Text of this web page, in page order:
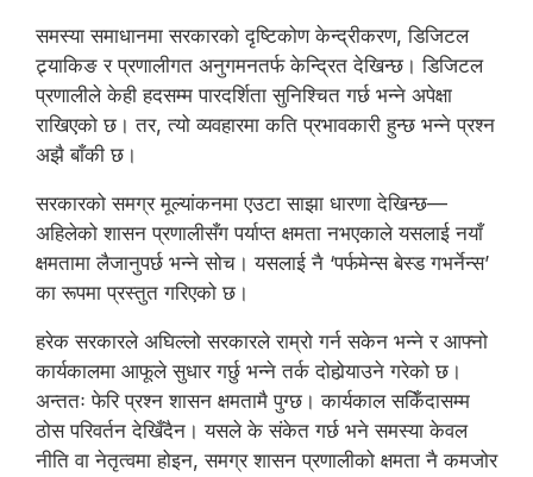
समस्या समाधानमा सरकारको दृष्टिकोण केन्द्रीकरण, डिजिटल
ट्र्याकिङ र प्रणालीगत अनुगमनतर्फ केन्द्रित देखिन्छ। डिजिटल
प्रणालीले केही हदसम्म पारदर्शिता सुनिश्चित गर्छ भन्ने अपेक्षा
राखिएको छ। तर, त्यो व्यवहारमा कति प्रभावकारी हुन्छ भन्ने प्रश्न
अझै बाँकी छ।
सरकारको समग्र मूल्यांकनमा एउटा साझा धारणा देखिन्छ—
अहिलेको शासन प्रणालीसँग पर्याप्त क्षमता नभएकाले यसलाई नयाँ
क्षमतामा लैजानुपर्छ भन्ने सोच। यसलाई नै ‘पर्फमेन्स बेस्ड गभर्नेन्स’
का रूपमा प्रस्तुत गरिएको छ।
हरेक सरकारले अघिल्लो सरकारले राम्रो गर्न सकेन भन्ने र आफ्नो
कार्यकालमा आफूले सुधार गर्छु भन्ने तर्क दोहोर्‍याउने गरेको छ।
अन्ततः फेरि प्रश्न शासन क्षमतामै पुग्छ। कार्यकाल सकिँदासम्म
ठोस परिवर्तन देखिँदैन। यसले के संकेत गर्छ भने समस्या केवल
नीति वा नेतृत्वमा होइन, समग्र शासन प्रणालीको क्षमता नै कमजोर